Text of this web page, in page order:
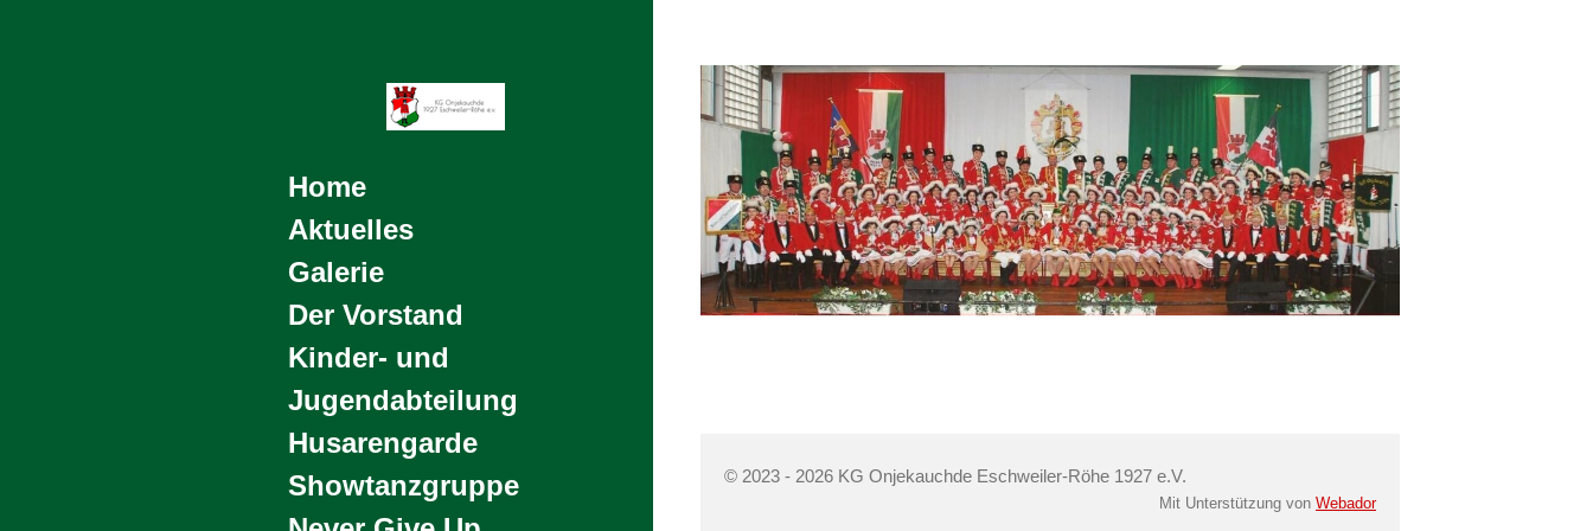
© 2023 - 2026 KG Onjekauchde Eschweiler-Röhe 1927 e.V.
Mit Unterstützung vonWebador
Home
Aktuelles
Galerie
Der Vorstand
Kinder- und
Jugendabteilung
Husarengarde
Showtanzgruppe